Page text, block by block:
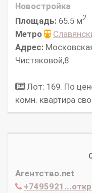
Новостройка
Площадь: 65.5 м2
Метро
Адрес:
Чистяковой,8
Лот: 169. По
комн. квартира
Агентство.net